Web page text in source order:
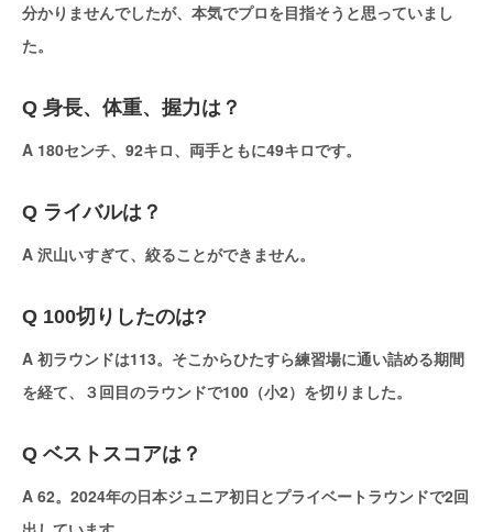
分かりませんでしたが、本気でプロを目指そうと思っていまし
た。
Q 身長、体重、握力は？
A 180センチ、92キロ、両手ともに49キロです。
Q ライバルは？
A 沢山いすぎて、絞ることができません。
Q 100切りしたのは?
A 初ラウンドは113。そこからひたすら練習場に通い詰める期間
を経て、３回目のラウンドで100（小2）を切りました。
Q ベストスコアは？
A 62。2024年の日本ジュニア初日とプライベートラウンドで2回